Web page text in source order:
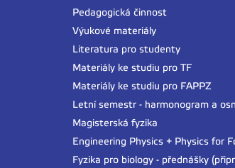
Pedagogická činnost
Výukové materiály
Literatura pro studenty
Materiály ke studiu pro TF
Materiály ke studiu pro FAPPZ
Letní semestr - harmonogram a
Magisterská fyzika
Engineering Physics + Physics for
Fyzika pro biology - přednášky